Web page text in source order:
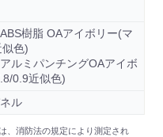
脂 OAアイボリー(マ
色)
ルミパンチングOAアイボ
0.9近似色)
ル
、消防法の規定により測定され